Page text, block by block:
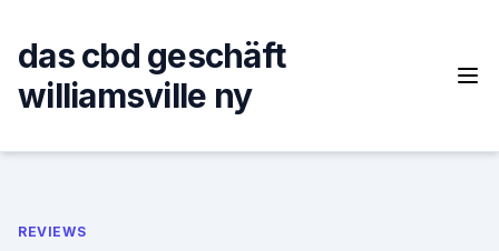
content
das cbd geschäft
williamsville ny
REVIEWS